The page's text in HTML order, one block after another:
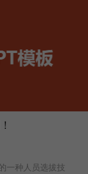
一种人员选拔技